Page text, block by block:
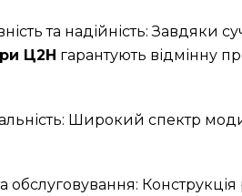
та надійність: Завдяки
Ц2Н гарантують відмінну
Широкий спектр
обслуговування: